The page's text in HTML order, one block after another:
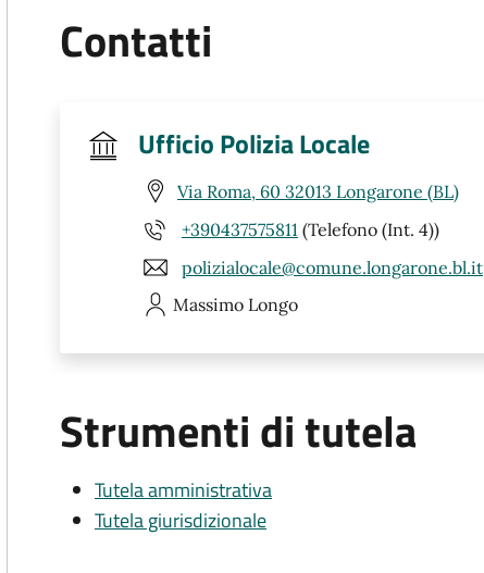
Contatti
Ufficio Polizia Locale
Via Roma, 60 32013 Longarone (BL)
+390437575811 (Telefono (Int. 4))
polizialocale@comune.longarone.bl.it
Massimo Longo
Strumenti di tutela
Tutela amministrativa
Tutela giurisdizionale